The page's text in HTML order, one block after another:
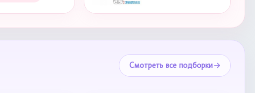
Смотреть все подборки